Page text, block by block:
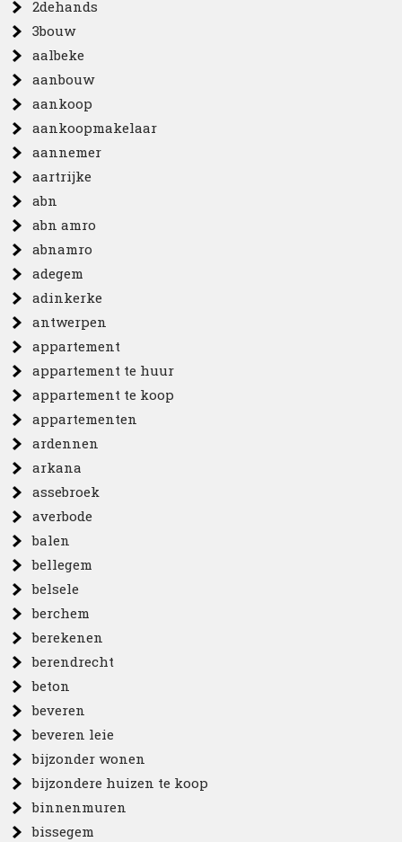
2dehands
3bouw
aalbeke
aanbouw
aankoop
aankoopmakelaar
aannemer
aartrijke
abn
abn amro
abnamro
adegem
adinkerke
antwerpen
appartement
appartement te huur
appartement te koop
appartementen
ardennen
arkana
assebroek
averbode
balen
bellegem
belsele
berchem
berekenen
berendrecht
beton
beveren
beveren leie
bijzonder wonen
bijzondere huizen te koop
binnenmuren
bissegem